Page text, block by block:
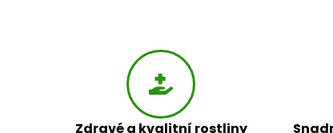
Zdravé a kvalitní rostliny